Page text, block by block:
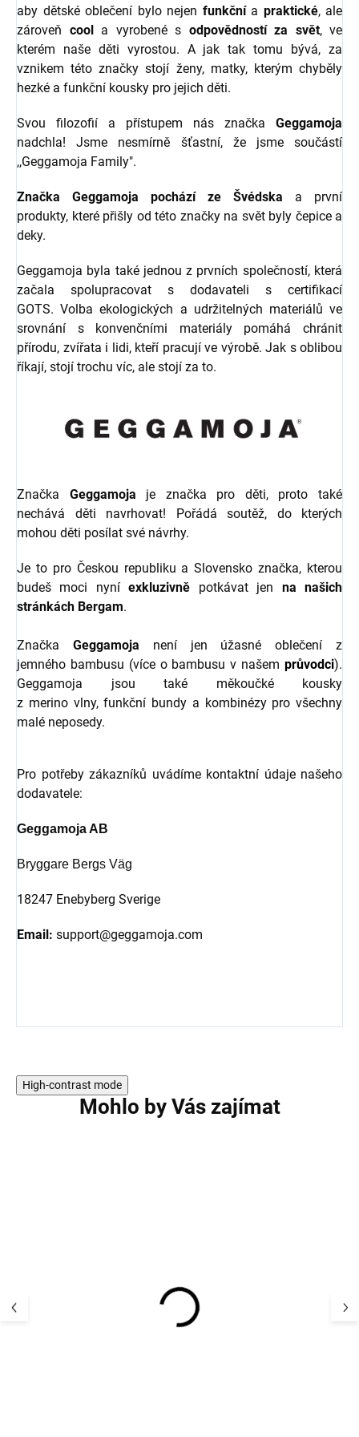
aby dětské oblečení bylo nejen funkčnía praktické, ale
zároveň coola vyrobené s odpovědností za svět, ve
kterém naše děti vyrostou. A jak tak tomu bývá, za
vznikem této značky stojí ženy, matky, kterým chyběly
hezké a funkční kousky pro jejich děti.
Svou filozofií a přístupem nás značka Geggamoja
nadchla! Jsme nesmírně šťastní, že jsme součástí
,,Geggamoja Family".
Značka Geggamoja pochází ze Švédska a první
produkty, které přišly od této značky na svět byly čepice a
deky.
Geggamoja byla také jednou z prvních společností, která
začala spolupracovat s dodavateli s certifikací
GOTS. Volba ekologických a udržitelných materiálů ve
srovnání s konvenčními materiály pomáhá chránit
přírodu, zvířata i lidi, kteří pracují ve výrobě. Jak s oblibou
říkají, stojí trochu víc, ale stojí za to.
Značka Geggamoja je značka pro děti, proto také
nechává děti navrhovat! Pořádá soutěž, do kterých
mohou děti posílat své návrhy.
Je to pro Českou republiku a Slovensko značka, kterou
budeš moci nyníexkluzivně potkávat jen na našich
stránkách Bergam.
Značka Geggamoja není jen úžasné oblečení z
jemného bambusu (více o bambusu v našem průvodci).
Geggamoja jsou také měkoučké kousky
z merino vlny, funkční bundy a kombinézy pro všechny
malé neposedy.
Pro potřeby zákazníků uvádíme kontaktní údaje našeho
dodavatele:
Geggamoja AB
Bryggare Bergs Väg
18247 Enebyberg Sverige
Email: support@geggamoja.com
High-contrast mode
Mohlo by Vás zajímat